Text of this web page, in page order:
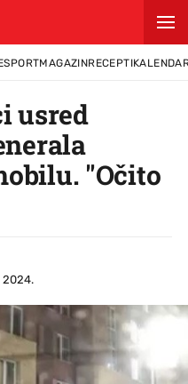
SPORTMAGAZINRECEPTI
usred
"Očito
2024.